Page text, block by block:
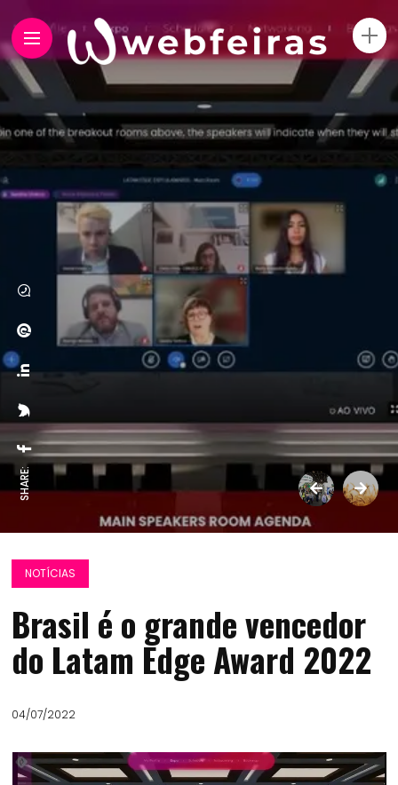
SHARE:
NOTÍCIAS
Brasil é o grande vencedor
do Latam Edge Award 2022
04/07/2022